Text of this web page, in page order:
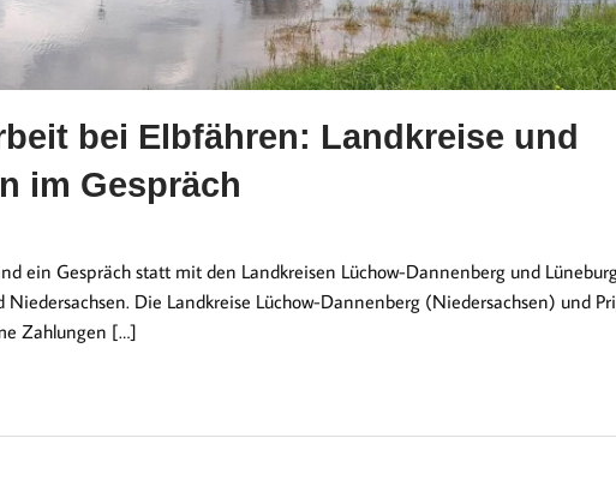
bei Elbfähren: Landkreise und
im Gespräch
ein Gespräch statt mit den Landkreisen Lüchow-Dannenberg und
Die Landkreise Lüchow-Dannenberg (Niedersachsen) und
Zahlungen […]